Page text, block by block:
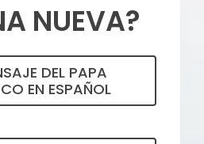
NUEVA?
DEL PAPA
EN ESPAÑOL